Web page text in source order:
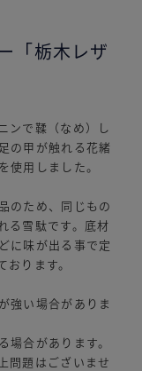
「栃木レザ
ンで鞣（なめ）し
の甲が触れる花緒
使用しました。
のため、同じもの
る雪駄です。底材
に味が出る事で定
ります。
強い場合がありま
合があります。
問題はございませ